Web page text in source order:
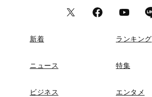
新着 ランキング
ニュース 特集
ビジネス エンタメ